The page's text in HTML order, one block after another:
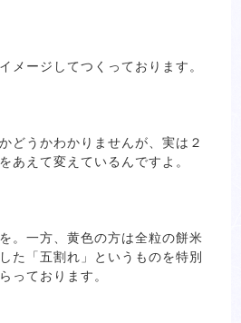
メージしてつくっております。
どうかわかりませんが、実は２
あえて変えているんですよ。
。一方、黄色の方は全粒の餅米
た「五割れ」というものを特別
っております。